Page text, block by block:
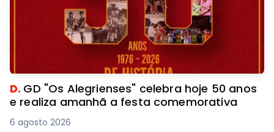
D. GD "Os Alegrienses" celebra hoje 50 anos
e realiza amanhã a festa comemorativa
6 agosto 2026